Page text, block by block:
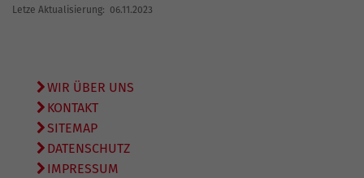
Letze Aktualisierung: 06.11.2023
WIR ÜBER UNS
KONTAKT
SITEMAP
DATENSCHUTZ
IMPRESSUM